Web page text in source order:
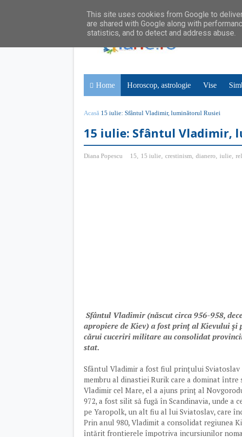
Home Horoscop, astrologie Vise
Acasă 15 iulie: Sfântul Vladimir, luminătorul Rusiei
15 iulie: Sfântul Vladimir,
Diana Popescu 15, 15 iulie, crestinism, dianero, iulie,
Sfântul Vladimir (născut circa 956-958,
apropiere de Kiev) a fost prinț al Kievului
cărui cuceriri militare au consolidat
stat.
Sfântul Vladimir a fost fiul prințului
membru al dinastiei Rurik care a dominat
Vladimir cel Mare, el a ajuns prinț al
972, a fost silit să fugă în Scandinavia, unde
pe Yaropolk, un alt fiu al lui Sviatoslav, care
Prin anul 980, Vladimit a consolidat regiunea
întărit frontierele împotriva incursiunilor
This site uses cookies from Google to
are shared with Google along with
statistics, and to detect and address abuse.